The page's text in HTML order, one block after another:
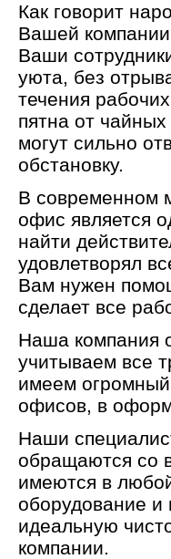
Как говорит
Вашей компании
Ваши
уюта, без
течения
пятна от
могут сильно
обстановку.
В современном
офис является
найти
удовлетворял
Вам нужен
сделает все
Наша компания
учитываем все
имеем
офисов, в
Наши
обращаются со
имеются в
оборудование и
идеальную
компании.